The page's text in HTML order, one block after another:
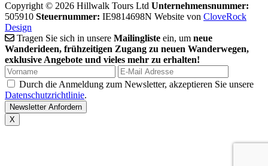
Copyright © 2026 Hillwalk Tours Ltd Unternehmensnummer:
505910 Steuernummer: IE9814698N Website von CloveRock
Design
Tragen Sie sich in unsere Mailingliste ein, um neue
Wanderideen, frühzeitigen Zugang zu neuen Wanderwegen,
exklusive Angebote und vieles mehr zu erhalten!
Durch die Anmeldung zum Newsletter, akzeptieren Sie unsere
Datenschutzrichtlinie.
X